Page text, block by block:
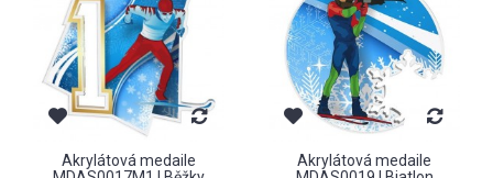
Akrylátová medaile
Akrylátová medaile